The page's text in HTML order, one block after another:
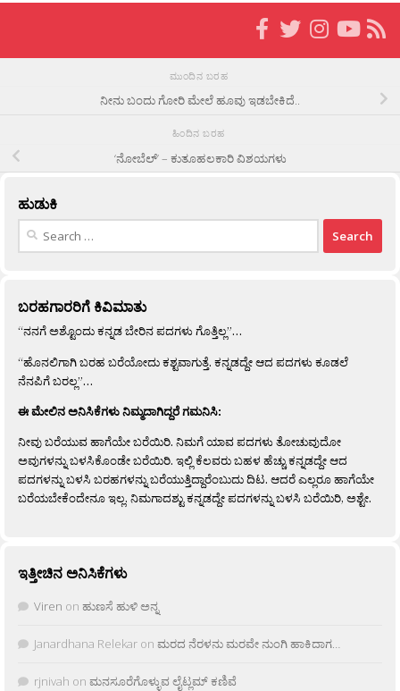
ಮುಂದಿನ ಬರಹ
ನೀನು ಬಂದು ಗೋರಿ ಮೇಲೆ ಹೂವು ಇಡಬೇಕಿದೆ..
ಹಿಂದಿನ ಬರಹ
‘ನೋಬೆಲ್’ – ಕುತೂಹಲಕಾರಿ ವಿಶಯಗಳು
ಹುಡುಕಿ
Search
ಬರಹಗಾರರಿಗೆ ಕಿವಿಮಾತು
“ನನಗೆ ಅಶ್ಟೊಂದು ಕನ್ನಡ ಬೇರಿನ ಪದಗಳು ಗೊತ್ತಿಲ್ಲ”…
“ಹೊನಲಿಗಾಗಿ ಬರಹ ಬರೆಯೋದು ಕಶ್ಟವಾಗುತ್ತೆ. ಕನ್ನಡದ್ದೇ ಆದ ಪದಗಳು ಕೂಡಲೆ
ನೆನಪಿಗೆ ಬರಲ್ಲ”…
ಈ ಮೇಲಿನ ಅನಿಸಿಕೆಗಳು ನಿಮ್ಮದಾಗಿದ್ದರೆ ಗಮನಿಸಿ:
ನೀವು ಬರೆಯುವ ಹಾಗೆಯೇ ಬರೆಯಿರಿ. ನಿಮಗೆ ಯಾವ ಪದಗಳು ತೋಚುವುದೋ
ಅವುಗಳನ್ನು ಬಳಸಿಕೊಂಡೇ ಬರೆಯಿರಿ. ಇಲ್ಲಿ ಕೆಲವರು ಬಹಳ ಹೆಚ್ಚು ಕನ್ನಡದ್ದೇ ಆದ
ಪದಗಳನ್ನು ಬಳಸಿ ಬರಹಗಳನ್ನು ಬರೆಯುತ್ತಿದ್ದಾರೆಂಬುದು ದಿಟ. ಆದರೆ ಎಲ್ಲರೂ ಹಾಗೆಯೇ
ಬರೆಯಬೇಕೆಂದೇನೂ ಇಲ್ಲ. ನಿಮಗಾದಶ್ಟು ಕನ್ನಡದ್ದೇ ಪದಗಳನ್ನು ಬಳಸಿ ಬರೆಯಿರಿ, ಅಶ್ಟೇ.
ಇತ್ತೀಚಿನ ಅನಿಸಿಕೆಗಳು
Viren on ಹುಣಸೆ ಹುಳಿ ಅನ್ನ
Janardhana Relekar on ಮರದ ನೆರಳನು ಮರವೇ ನುಂಗಿ ಹಾಕಿದಾಗ…
rjnivah on ಮನಸೂರೆಗೊಳ್ಳುವ ಲೈಟ್ಲಮ್ ಕಣಿವೆ